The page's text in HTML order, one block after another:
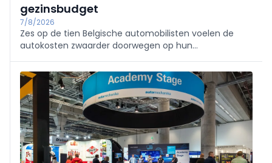
gezinsbudget
7/8/2026
Zes op de tien Belgische automobilisten voelen de
autokosten zwaarder doorwegen op hun
ritten combineren, zuiniger rijden en aandacht voor
onderhoud moeten vooral de kosten drukken.